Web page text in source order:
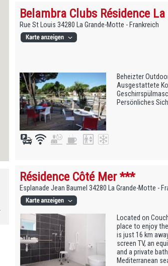
Belambra Clubs Résidence
Rue St Louis 34280 La Grande-Motte - Frankreich
Beheizter
Ausgestattete
Persönliches
Résidence Côté Mer ***
Esplanade Jean Baumel 34280 La Grande-Motte -
Located on
place to enjoy
is just 16 km
screen TV, an
and a private
Mediterranean